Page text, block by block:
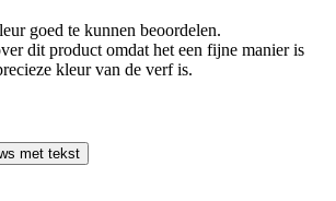
goed te kunnen beoordelen.
dit product omdat het een fijne manier is
kleur van de verf is.
met tekst